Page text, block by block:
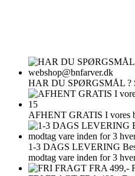
HAR DU SPØRGSMÅL ?
AFHENT GRATIS I vores
1-3 DAGS LEVERING
modtag vare inden for 3